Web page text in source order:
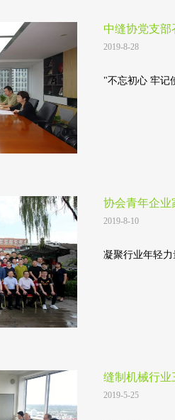
中缝协党支部
2019-8-28
"不忘初心 牢记
协会青年企业
2019-8-10
凝聚行业年轻
缝制机械行业
2019-5-25